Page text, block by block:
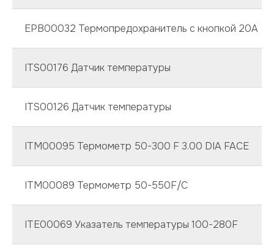
ЕРВ00032 Термопредохранитель с кнопкой 20А
ITS00176 Датчик температуры
ITS00126 Датчик температуры
ITM00095 Термометр 50-300 F 3.00 DIA FACE
ITM00089 Термометр 50-550F/C
ITE00069 Указатель температуры 100-280F